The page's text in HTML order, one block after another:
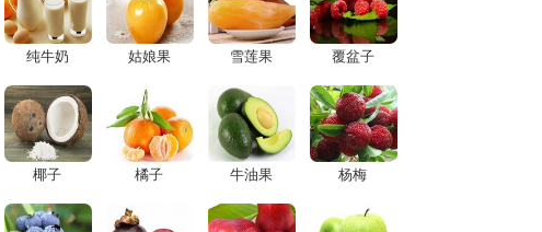
纯牛奶 姑娘果 雪莲果 覆盆子
椰子 橘子 牛油果 杨梅